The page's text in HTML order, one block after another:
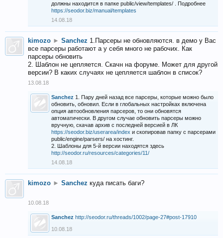
должны находится в папке public/view/templates/ . Подробнее
https://seodor.biz/manual/templates
14.08.18
kimozo ► Sanchez 1.Парсеры не обновляются. в демо у Вас
все парсеры работают а у себя много не рабочих. Как
парсеры обновить
2. Шаблон не цепляется. Скачн на форуме. Может для другой
версии? В каких случаях не цепляется шаблон в список?
13.08.18
Sanchez 1. Пару дней назад все парсеры, которые можно было
обновить, обновил. Если в глобальных настройках включена
опция автообновления парсеров, то они обновятся
автоматически. В другом случае обновить парсеры можно
вручную, скачав архив с последней версией в ЛК
https://seodor.biz/userarea/index и скопировав папку с парсерами
public/engine/parsers/ на хостинг.
2. Шаблоны для 5-й версии находятся здесь
http://seodor.ru/resources/categories/11/
14.08.18
kimozo ► Sanchez куда писать баги?
10.08.18
Sanchez http://seodor.ru/threads/1002/page-27#post-17910
10.08.18